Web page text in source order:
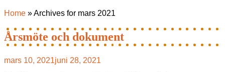
Home »Archives for mars 2021
Årsmöte och dokument
mars 10, 2021juni 28, 2021